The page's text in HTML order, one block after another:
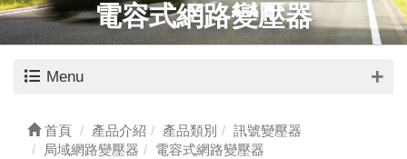
電容式網路變壓器
Menu
首頁 產品介紹 產品類別
訊號變壓器
局域網路變壓器
電容式網路變壓器